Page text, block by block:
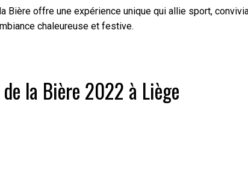
Bière offre une expérience unique qui allie sport,
chaleureuse et festive.
la Bière 2022 à Liège